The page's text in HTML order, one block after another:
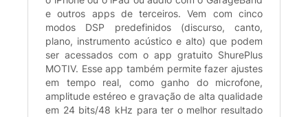
e outros apps de terceiros. Vem com cinco
modos DSP predefinidos (discurso, canto,
plano, instrumento acústico e alto) que podem
ser acessados com o app gratuito ShurePlus
MOTIV. Esse app também permite fazer ajustes
em tempo real, como ganho do microfone,
amplitude estéreo e gravação de alta qualidade
em 24 bits/48 kHz para ter o melhor resultado